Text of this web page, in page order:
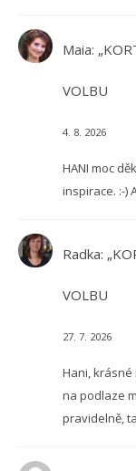
Maia:
VOLBU
4. 8. 2026
HANI moc
inspirace. :-)
Radka:
VOLBU
27. 7. 2026
Hani, krásné
na podlaze
pravidelně,